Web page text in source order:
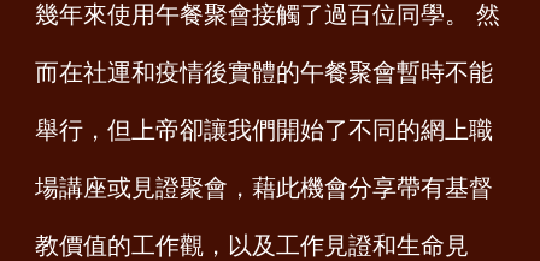
幾年來使用午餐聚會接觸了過百位同學。 然
而在社運和疫情後實體的午餐聚會暫時不能
舉行，但上帝卻讓我們開始了不同的網上職
場講座或見證聚會，藉此機會分享帶有基督
教價值的工作觀，以及工作見證和生命見